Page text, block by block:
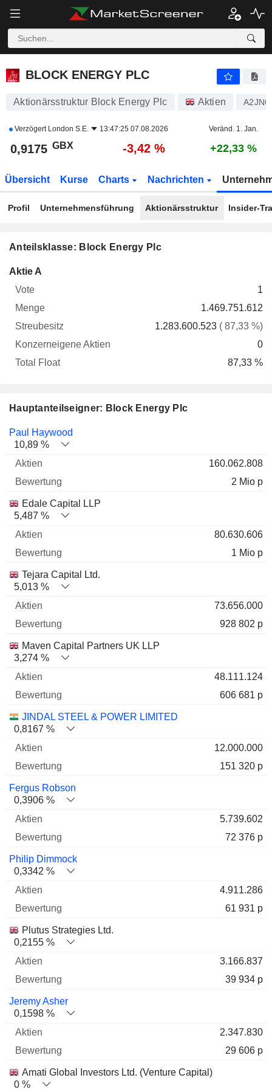
BLOCK ENERGY PLC
BLOCK ENERGY PLC
Aktionärsstruktur Block Energy Plc Aktien
Verzögert London S.E. 13:47:25 07.08.2026 Veränd. 1. Jan.
0,9175 GBX -3,42 % +22,33 %
Übersicht Kurse Charts Nachrichten
Profil Unternehmensführung Aktionärsstruktur Insider-
Anteilsklasse: Block Energy Plc
Aktie A
1
1.469.751.612
1.283.600.523 ( 87,33 %)
0
87,33 %
Hauptanteilseigner: Block Energy Plc
Name Aktien
Paul Haywood
10,89 %
160.062.808
2 Mio p
Edale Capital LLP
5,487 %
80.630.606
1 Mio p
Tejara Capital Ltd.
5,013 %
73.656.000
928 802 p
Maven Capital Partners UK LLP
3,274 %
48.111.124
606 681 p
JINDAL STEEL & POWER LIMITED
0,8167 %
12.000.000
151 320 p
Fergus Robson
0,3906 %
5.739.602
72 376 p
Philip Dimmock
0,3342 %
4.911.286
61 931 p
Plutus Strategies Ltd.
0,2155 %
3.166.837
39 934 p
Jeremy Asher
0,1598 %
2.347.830
29 606 p
Amati Global Investors Ltd. (Venture Capital)
0 %